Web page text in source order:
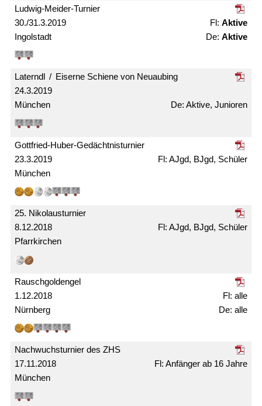
30./31.3.2019
Ludwig-Meider-Turnier
Ingolstadt
Aktive
Aktive
24.3.2019
Laterndl / Eiserne Schiene von Neuaubing
München Aktive, Junioren
23.3.2019
Gottfried-Huber-Gedächtnis­turnier
München
AJgd, BJgd, Schüler
8.12.2018
25. Nikolaus­turnier
Pfarrkirchen
AJgd, BJgd, Schüler
1.12.2018
Rausch­gold­engel
Nürnberg
alle
alle
17.11.2018
Nachwuchs­turnier des ZHS
München
Anfänger ab 16 Jahre